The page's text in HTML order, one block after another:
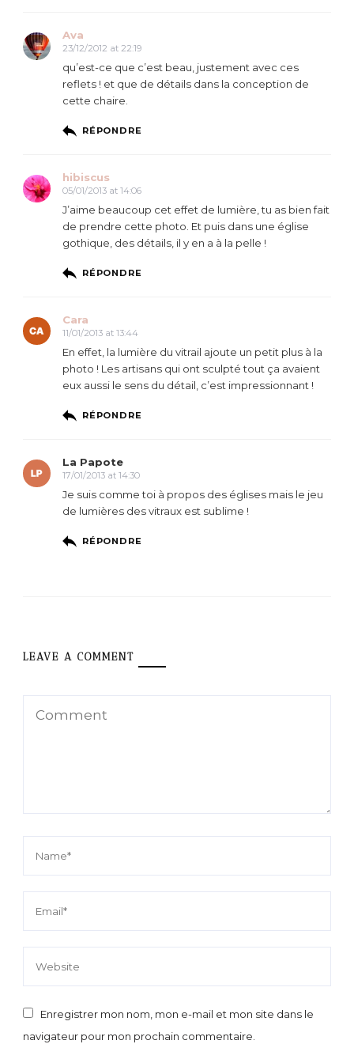
Ava
23/12/2012 at 22:19
qu’est-ce que c’est beau, justement avec ces
reflets ! et que de détails dans la conception de
cette chaire.
RÉPONDRE
hibiscus
05/01/2013 at 14:06
J’aime beaucoup cet effet de lumière, tu as bien fait
de prendre cette photo. Et puis dans une église
gothique, des détails, il y en a à la pelle !
RÉPONDRE
Cara
11/01/2013 at 13:44
En effet, la lumière du vitrail ajoute un petit plus à la
photo ! Les artisans qui ont sculpté tout ça avaient
eux aussi le sens du détail, c’est impressionnant !
RÉPONDRE
La Papote
17/01/2013 at 14:30
Je suis comme toi à propos des églises mais le jeu
de lumières des vitraux est sublime !
RÉPONDRE
LEAVE A COMMENT
Enregistrer mon nom, mon e-mail et mon site dans le
navigateur pour mon prochain commentaire.